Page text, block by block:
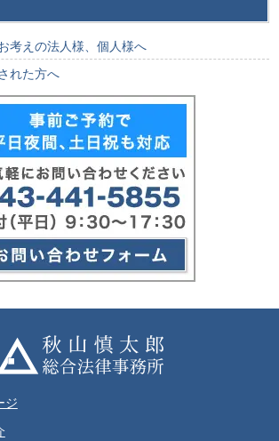
考えの法人様、個人様へ
れた方へ
ジ